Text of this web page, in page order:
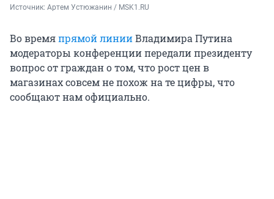
Источник: Артем Устюжанин / MSK1.RU
Во времяпрямой линииВладимира Путина
модераторы конференции передали президенту
вопрос от граждан о том, что рост цен в
магазинах совсем не похож на те цифры, что
сообщают нам официально.